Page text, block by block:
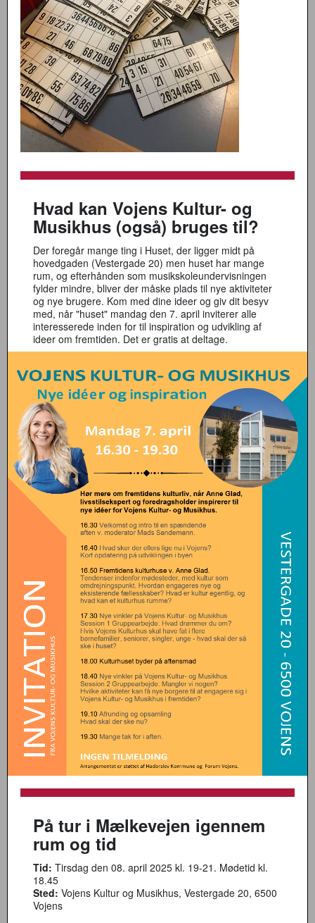
Hvad kan Vojens Kultur- og
Musikhus (også) bruges til?
Der foregår mange ting i Huset, der ligger midt på
hovedgaden (Vestergade 20) men huset har mange
rum, og efterhånden som musikskoleundervisningen
fylder mindre, bliver der måske plads til nye aktiviteter
og nye brugere. Kom med dine ideer og giv dit besyv
med, når "huset" mandag den 7. april inviterer alle
interesserede inden for til inspiration og udvikling af
ideer om fremtiden. Det er gratis at deltage.
På tur i Mælkevejen igennem
rum og tid
Tid: Tirsdag den 08. april 2025 kl. 19-21. Mødetid kl.
18.45
Sted: Vojens Kultur og Musikhus, Vestergade 20, 6500
Vojens